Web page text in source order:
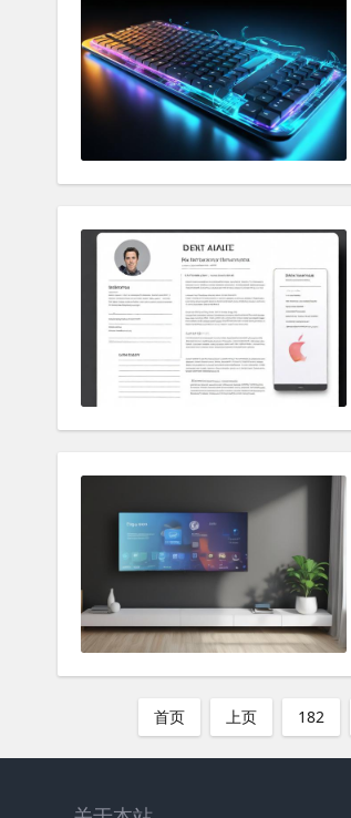
首页 上页 182